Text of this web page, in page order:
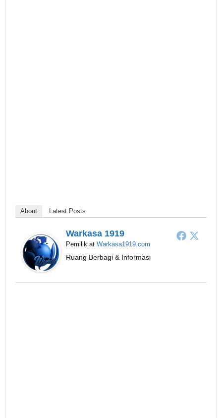
About Latest Posts
Warkasa 1919
Pemilik at Warkasa1919.com
Ruang Berbagi & Informasi